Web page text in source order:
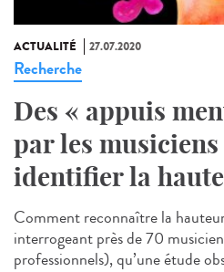
ACTUALITÉ 27.07.2020
Recherche
Des « appuis
par les
identifier la
Comment reconnaître la
interrogeant près de 70
professionnels), qu’une étude